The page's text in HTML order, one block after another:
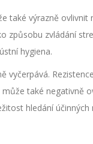
také výrazně
zvládání
hygiena.
také negativně
hledání